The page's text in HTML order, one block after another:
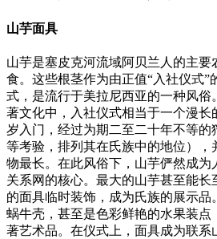
山芋面具
山芋是塞皮克河流域阿贝兰人的主要
食。这些根茎作为由正值“入社仪式”
式，是流行于美拉尼西亚的一种风俗
著文化中，入社仪式相当于一个漫长
岁入门，经过为期二至二十年不等的
等考验，排列其在氏族中的地位），
物最长。在此风俗下，山芋俨然成为
关系网的核心。最大的山芋甚至能长
的面具临时装饰，成为氏族的展示品
蜗牛壳，甚至是色彩鲜艳的水果装点
著艺术品。在仪式上，面具成为联系